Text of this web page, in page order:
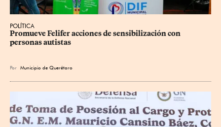
POLÍTICA
Promueve Felifer acciones de sensibilización con
personas autistas
Por Municipio de Querétaro